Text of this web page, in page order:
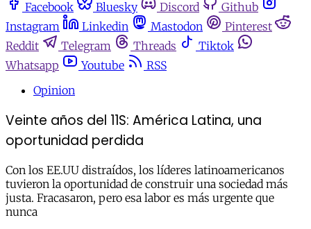
Facebook
Bluesky Discord
Github
Instagram
Linkedin Mastodon
Pinterest
Reddit
Telegram Threads
Tiktok
Whatsapp
Youtube
RSS
Opinion
Veinte años del 11S: América Latina, una
oportunidad perdida
Con los EE.UU distraídos, los líderes latinoamericanos
tuvieron la oportunidad de construir una sociedad más
justa. Fracasaron, pero esa labor es más urgente que
nunca